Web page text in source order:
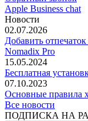
Apple Business chat
Новости
02.07.2026
Добавить
Nomadix Pro
15.05.2024
Бесплатная
07.10.2023
Основные правила
Все новости
ПОДПИСКА НА